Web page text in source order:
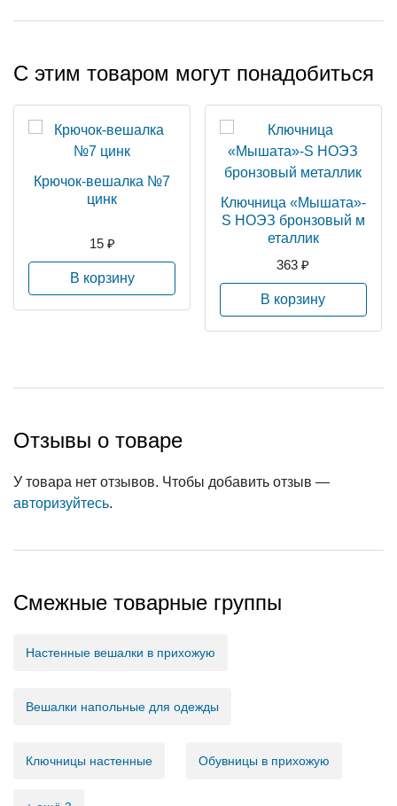
С этим товаром могут понадобиться
Крючок-вешалка №7
цинк
15 ₽
В корзину
Ключница «Мышата»-
S НОЭЗ бронзовый м
еталлик
363 ₽
В корзину
Отзывы о товаре
У товара нет отзывов. Чтобы добавить отзыв —
авторизуйтесь.
Смежные товарные группы
Настенные вешалки в прихожую
Вешалки напольные для одежды
Ключницы настенные Обувницы в прихожую